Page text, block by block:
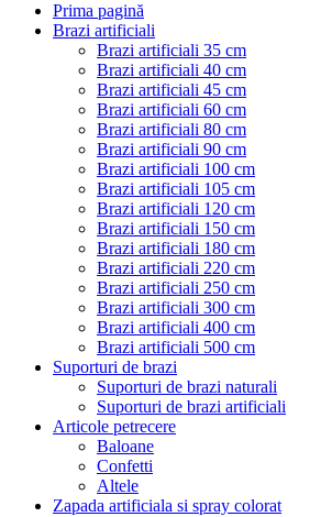
Prima pagină
Brazi artificiali
Brazi artificiali 35 cm
Brazi artificiali 40 cm
Brazi artificiali 45 cm
Brazi artificiali 60 cm
Brazi artificiali 80 cm
Brazi artificiali 90 cm
Brazi artificiali 100 cm
Brazi artificiali 105 cm
Brazi artificiali 120 cm
Brazi artificiali 150 cm
Brazi artificiali 180 cm
Brazi artificiali 220 cm
Brazi artificiali 250 cm
Brazi artificiali 300 cm
Brazi artificiali 400 cm
Brazi artificiali 500 cm
Suporturi de brazi
Suporturi de brazi naturali
Suporturi de brazi artificiali
Articole petrecere
Baloane
Confetti
Altele
Zapada artificiala si spray colorat